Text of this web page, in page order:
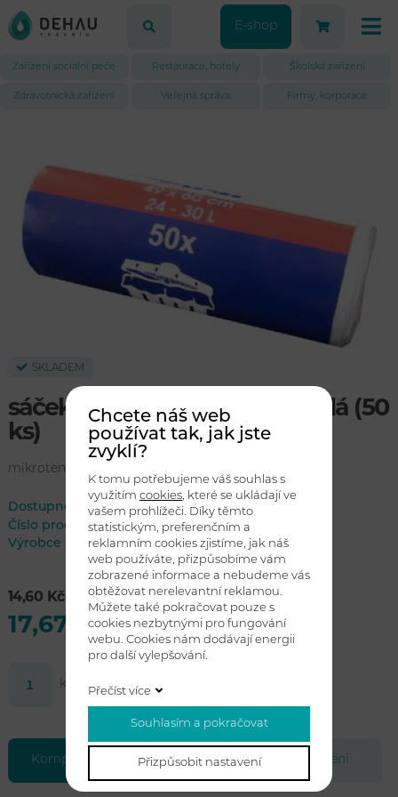
E-shop
Zařízení sociální péče Restaurace, hotely Školská zařízení
Zdravotnická zařízení Veřejná správa Firmy, korporace
SKLADEM
sáček do koše 49 x 60 cm - bílá (50
ks)
mikrotenový sáček do koše v roli
Dostupnost:skladem
Číslo produktuSK4960
Výrobce
14,60 Kč bez DPH
17,67 Kč s DPH
ks Koupit
Kompletní specifikace Soubory ke stažení
Chcete náš web
používat tak, jak jste
zvyklí?
K tomu potřebujeme váš souhlas s
využitím cookies, které se ukládají ve
vašem prohlížeči. Díky těmto
statistickým, preferenčním a
reklamním cookies zjistíme, jak náš
web používáte, přizpůsobíme vám
zobrazené informace a nebudeme vás
obtěžovat nerelevantní reklamou.
Můžete také pokračovat pouze s
cookies nezbytnými pro fungování
webu. Cookies nám dodávají energii
pro další vylepšování.
Přečíst více
Souhlasím a pokračovat
Přizpůsobit nastavení